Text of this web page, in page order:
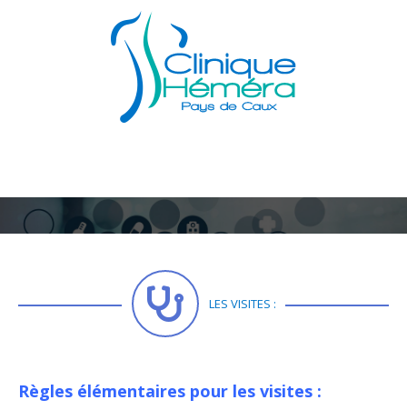
LES VISITES :
Règles élémentaires pour les visites :